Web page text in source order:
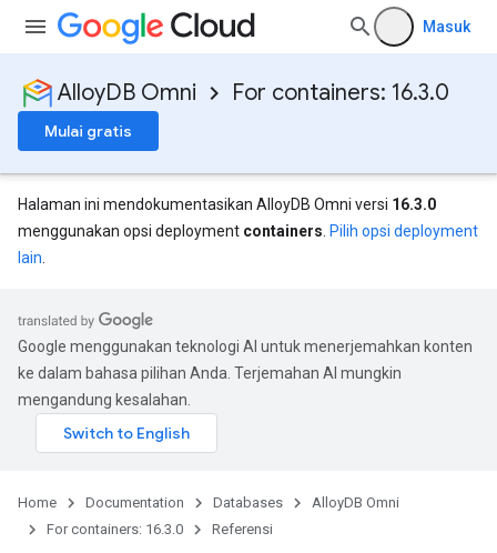
Masuk
AlloyDB Omni For containers: 16.3.0
Mulai gratis
Halaman ini mendokumentasikan AlloyDB Omni versi 16.3.0
menggunakan opsi deployment containers Pilih opsi deployment
lain
Google menggunakan teknologi AI untuk menerjemahkan konten
ke dalam bahasa pilihan Anda. Terjemahan AI mungkin
mengandung kesalahan.
Home Documentation Databases
AlloyDB Omni
For containers: 16.3.0
Referensi